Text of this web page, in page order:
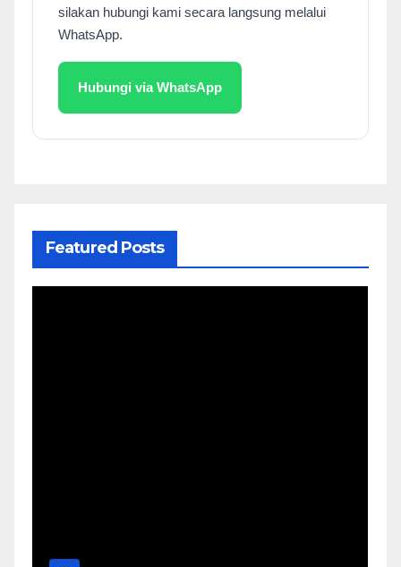
silakan hubungi kami secara langsung melalui
WhatsApp.
Hubungi via WhatsApp
Featured Posts